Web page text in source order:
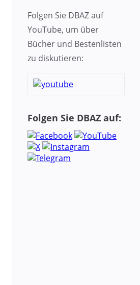
Folgen Sie DBAZ auf
YouTube, um über
Bücher und Bestenlisten
zu diskutieren:
Folgen Sie DBAZ auf: